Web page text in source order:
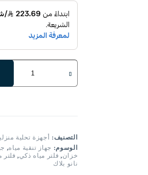
كمية
بيورفل
3100
التصنيف: أجهزة تحلية
الوسوم: جهاز تنقية مياه,
خزان, فلتر مياه ذكي, فلتر
نانو بلاك